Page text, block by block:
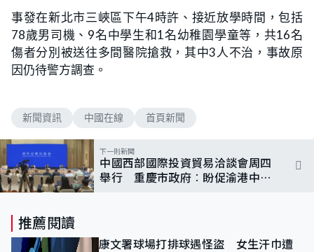
事發在新北市三峽區下午4時許、接近放學時間，包括
78歲男司機、9名中學生和1名幼稚園學童等，共16名
傷者分別被送往多間醫院搶救，其中3人不治，事故原
因仍待警方調查。
新聞資訊 中國在線 首頁新聞
下一則新聞
中國西部國際投資貿易洽談會周四
舉行 重慶市政府︰盼促渝港中小
推薦閱讀
康文署球場打排球遇怪盜 女生汗巾遭